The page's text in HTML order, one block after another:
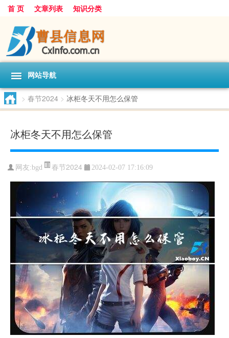
首 页 文章列表 知识分类
网站导航
> 春节2024 > 冰柜冬天不用怎么保管
冰柜冬天不用怎么保管
网友:bgd 春节2024 2024-02-07 17:16:09